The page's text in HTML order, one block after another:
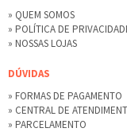
» QUEM SOMOS
» POLÍTICA DE
» NOSSAS LOJAS
DÚVIDAS
» FORMAS DE PAGAMENTO
» CENTRAL DE
» PARCELAMENTO